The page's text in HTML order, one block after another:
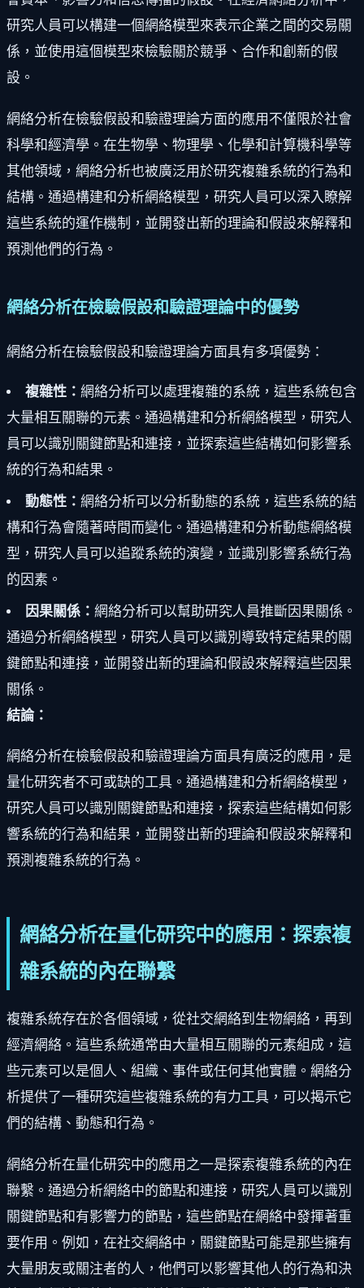
研究人員可以構建一個網絡模型來表示企業之間的交易關
係，並使用這個模型來檢驗關於競爭、合作和創新的假
設。
網絡分析在檢驗假設和驗證理論方面的應用不僅限於社會
科學和經濟學。在生物學、物理學、化學和計算機科學等
其他領域，網絡分析也被廣泛用於研究複雜系統的行為和
結構。通過構建和分析網絡模型，研究人員可以深入瞭解
這些系統的運作機制，並開發出新的理論和假設來解釋和
預測他們的行為。
網絡分析在檢驗假設和驗證理論中的優勢
網絡分析在檢驗假設和驗證理論方面具有多項優勢：
複雜性： 網絡分析可以處理複雜的系統，這些系統包含
大量相互關聯的元素。通過構建和分析網絡模型，研究人
員可以識別關鍵節點和連接，並探索這些結構如何影響系
統的行為和結果。
動態性： 網絡分析可以分析動態的系統，這些系統的結
構和行為會隨著時間而變化。通過構建和分析動態網絡模
型，研究人員可以追蹤系統的演變，並識別影響系統行為
的因素。
因果關係： 網絡分析可以幫助研究人員推斷因果關係。
通過分析網絡模型，研究人員可以識別導致特定結果的關
鍵節點和連接，並開發出新的理論和假設來解釋這些因果
關係。
結論：
網絡分析在檢驗假設和驗證理論方面具有廣泛的應用，是
量化研究者不可或缺的工具。通過構建和分析網絡模型，
研究人員可以識別關鍵節點和連接，探索這些結構如何影
響系統的行為和結果，並開發出新的理論和假設來解釋和
預測複雜系統的行為。
網絡分析在量化研究中的應用：探索複
雜系統的內在聯繫
複雜系統存在於各個領域，從社交網絡到生物網絡，再到
經濟網絡。這些系統通常由大量相互關聯的元素組成，這
些元素可以是個人、組織、事件或任何其他實體。網絡分
析提供了一種研究這些複雜系統的有力工具，可以揭示它
們的結構、動態和行為。
網絡分析在量化研究中的應用之一是探索複雜系統的內在
聯繫。通過分析網絡中的節點和連接，研究人員可以識別
關鍵節點和有影響力的節點，這些節點在網絡中發揮著重
要作用。例如，在社交網絡中，關鍵節點可能是那些擁有
大量朋友或關注者的人，他們可以影響其他人的行為和決